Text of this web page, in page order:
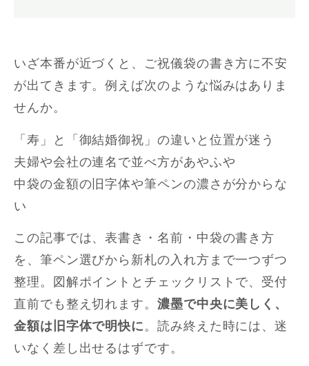
いざ本番が近づくと、ご祝儀袋の書き方に不安
が出てきます。例えば次のような悩みはありま
せんか。
「寿」と「御結婚御祝」の違いと位置が迷う
夫婦や会社の連名で並べ方があやふや
中袋の金額の旧字体や筆ペンの濃さが分からな
い
この記事では、表書き・名前・中袋の書き方
を、筆ペン選びから新札の入れ方まで一つずつ
整理。図解ポイントとチェックリストで、受付
直前でも整え切れます。濃墨で中央に美しく、
金額は旧字体で明快に 。読み終えた時には、迷
いなく差し出せるはずです。